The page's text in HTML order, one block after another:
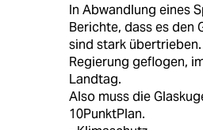
In Abwandlung eines
Berichte, dass es den
sind stark übertrieben.
Regierung geflogen,
Landtag.
Also muss die
10PunktPlan.